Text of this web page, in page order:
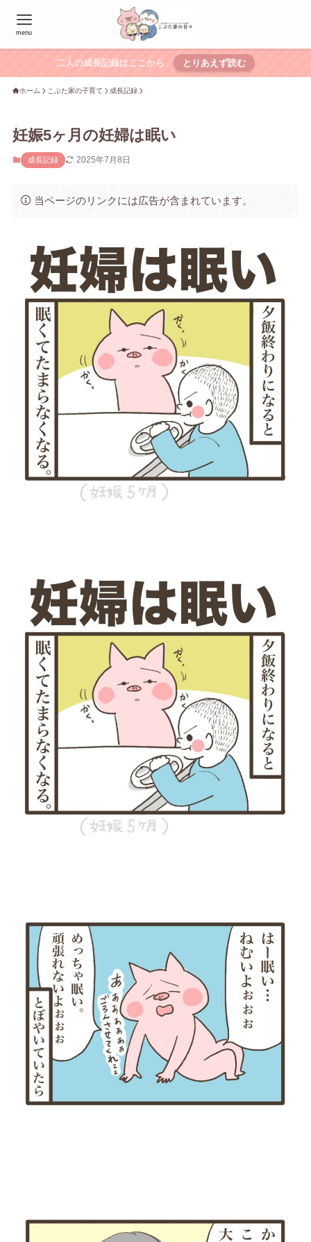
menu
二人の成長記録はここから とりあえず読む
ホーム こぶた家の子育て 成長記録
妊娠5ヶ月の妊婦は眠い
成長記録 2025年7月8日
当ページのリンクには広告が含まれています。